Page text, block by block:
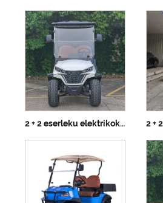
2 + 2 eserleku elektrikoko ehiza ibilgailua